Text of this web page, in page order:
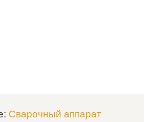
Сварочный аппарат